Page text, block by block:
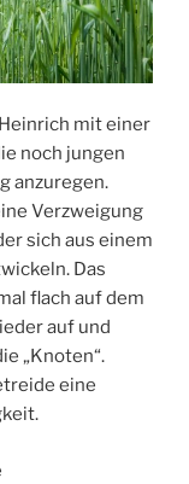
mit einer
noch jungen
anzuregen.
Verzweigung
sich aus einem
Das
flach auf dem
auf und
„Knoten“.
eine